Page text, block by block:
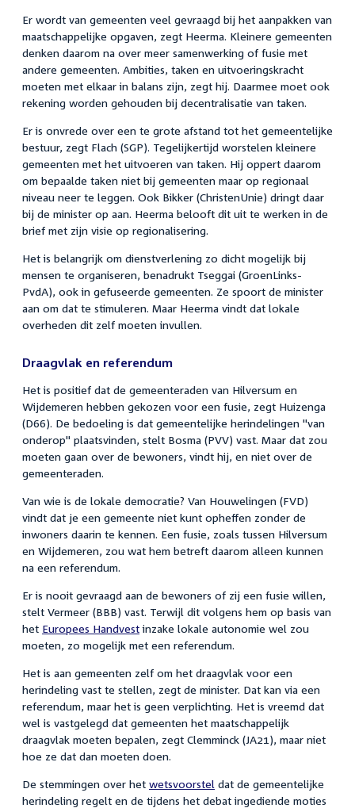
Er wordt van gemeenten veel gevraagd bij het aanpakken van
maatschappelijke opgaven, zegt Heerma. Kleinere gemeenten
denken daarom na over meer samenwerking of fusie met
andere gemeenten. Ambities, taken en uitvoeringskracht
moeten met elkaar in balans zijn, zegt hij. Daarmee moet ook
rekening worden gehouden bij decentralisatie van taken.
Er is onvrede over een te grote afstand tot het gemeentelijke
bestuur, zegt Flach (SGP). Tegelijkertijd worstelen kleinere
gemeenten met het uitvoeren van taken. Hij oppert daarom
om bepaalde taken niet bij gemeenten maar op regionaal
niveau neer te leggen. Ook Bikker (ChristenUnie) dringt daar
bij de minister op aan. Heerma belooft dit uit te werken in de
brief met zijn visie op regionalisering.
Het is belangrijk om dienstverlening zo dicht mogelijk bij
mensen te organiseren, benadrukt Tseggai (GroenLinks-
PvdA), ook in gefuseerde gemeenten. Ze spoort de minister
aan om dat te stimuleren. Maar Heerma vindt dat lokale
overheden dit zelf moeten invullen.
Draagvlak en referendum
Het is positief dat de gemeenteraden van Hilversum en
Wijdemeren hebben gekozen voor een fusie, zegt Huizenga
(D66). De bedoeling is dat gemeentelijke herindelingen "van
onderop" plaatsvinden, stelt Bosma (PVV) vast. Maar dat zou
moeten gaan over de bewoners, vindt hij, en niet over de
gemeenteraden.
Van wie is de lokale democratie? Van Houwelingen (FVD)
vindt dat je een gemeente niet kunt opheffen zonder de
inwoners daarin te kennen. Een fusie, zoals tussen Hilversum
en Wijdemeren, zou wat hem betreft daarom alleen kunnen
na een referendum.
Er is nooit gevraagd aan de bewoners of zij een fusie willen,
stelt Vermeer (BBB) vast. Terwijl dit volgens hem op basis van
het Europees Handvestinzake lokale autonomie wel zou
moeten, zo mogelijk met een referendum.
Het is aan gemeenten zelf om het draagvlak voor een
herindeling vast te stellen, zegt de minister. Dat kan via een
referendum, maar het is geen verplichting. Het is vreemd dat
wel is vastgelegd dat gemeenten het maatschappelijk
draagvlak moeten bepalen, zegt Clemminck (JA21), maar niet
hoe ze dat dan moeten doen.
De stemmingen over het wetsvoorstel dat de gemeentelijke
herindeling regelt en de tijdens het debat ingediende moties